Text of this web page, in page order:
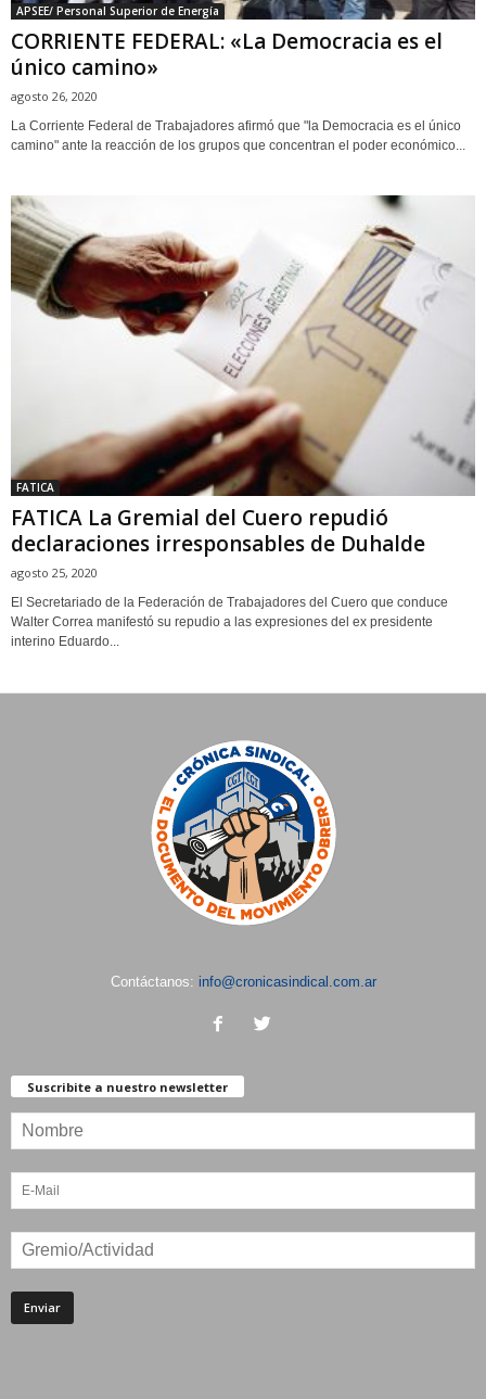
APSEE/ Personal Superior de Energía
CORRIENTE FEDERAL: «La Democracia es el
único camino»
agosto 26, 2020
La Corriente Federal de Trabajadores afirmó que "la Democracia es el único
camino" ante la reacción de los grupos que concentran el poder económico...
FATICA
FATICA La Gremial del Cuero repudió
declaraciones irresponsables de Duhalde
agosto 25, 2020
El Secretariado de la Federación de Trabajadores del Cuero que conduce
Walter Correa manifestó su repudio a las expresiones del ex presidente
interino Eduardo...
Contáctanos: info@cronicasindical.com.ar
Suscribite a nuestro newsletter